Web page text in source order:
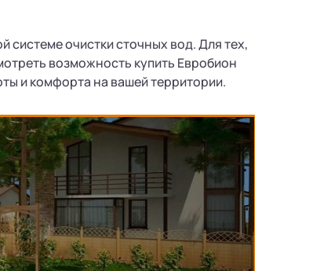
системе очистки сточных вод. Для тех,
возможность купить Евробион
и комфорта на вашей территории.